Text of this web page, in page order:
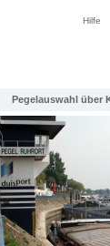
Hilfe
Pegelauswahl über